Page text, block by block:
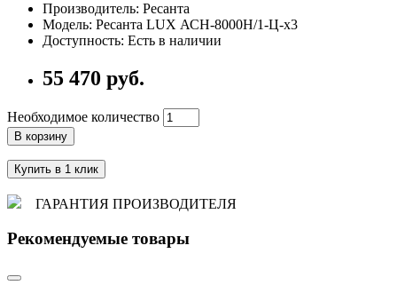
Производитель: Ресанта
Модель: Ресанта LUX АСН-8000Н/1-Ц-x3
Доступность: Есть в наличии
55 470 руб.
Необходимое количество
В корзину
Купить в 1 клик
ГАРАНТИЯ ПРОИЗВОДИТЕЛЯ
Рекомендуемые товары